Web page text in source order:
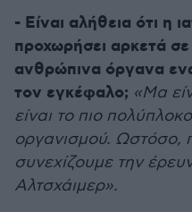
- Είναι αλήθεια ότι η
προχωρήσει αρκετά
ανθρώπινα όργανα
τον εγκέφαλο; «Μα
είναι το πιο
οργανισμού. Ωστόσο,
συνεχίζουμε την
Αλτσχάιμερ».